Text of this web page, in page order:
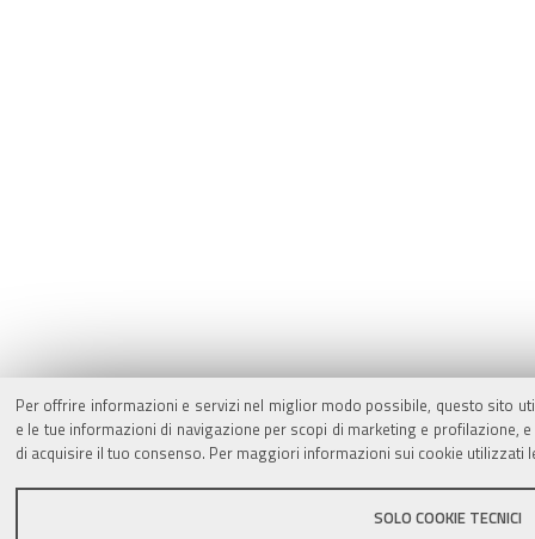
Per offrire informazioni e servizi nel miglior modo possibile, questo sito
e le tue informazioni di navigazione per scopi di marketing e
di acquisire il tuo consenso. Per maggiori informazioni sui cookie utilizzati
SOLO COOKIE TECNICI